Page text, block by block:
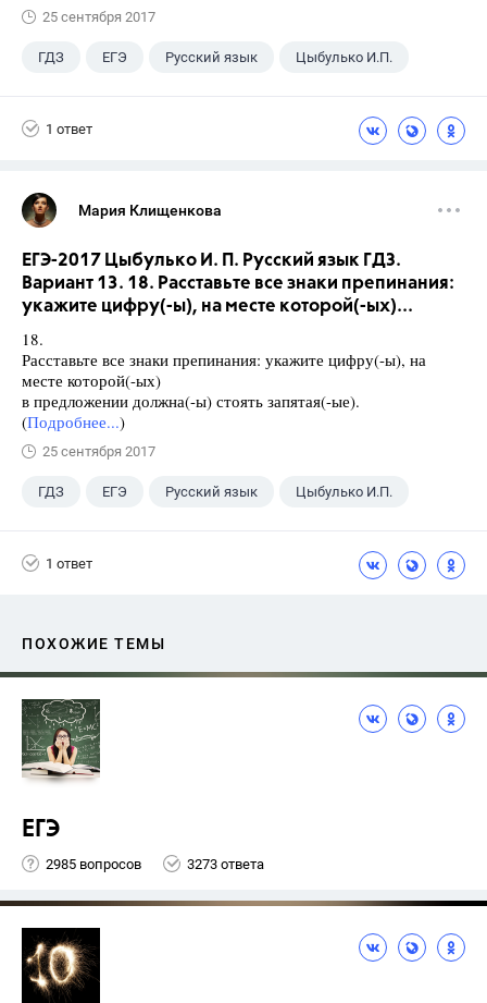
25 сентября 2017
ГДЗ ЕГЭ Русский язык Цыбулько И.П.
1 ответ
Мария Клищенкова
ЕГЭ-2017 Цыбулько И. П. Русский язык ГДЗ.
Вариант 13. 18. Расставьте все знаки препинания:
укажите цифру(-ы), на месте которой(-ых)...
18.
Расставьте все знаки препинания: укажите цифру(-ы), на
месте которой(-ых)
в предложении должна(-ы) стоять запятая(-ые).
(Подробнее...)
25 сентября 2017
ГДЗ ЕГЭ Русский язык Цыбулько И.П.
1 ответ
ПОХОЖИЕ ТЕМЫ
ЕГЭ
2985 вопросов 3273 ответа